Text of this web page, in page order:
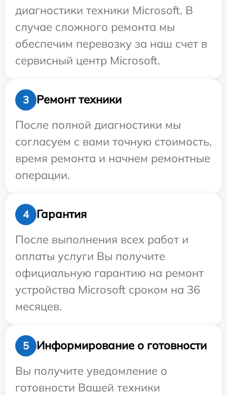
диагностики техники Microsoft. В
случае сложного ремонта мы
обеспечим перевозку за наш счет в
сервисный центр Microsoft.
3
Ремонт техники
После полной диагностики мы
согласуем с вами точную стоимость,
время ремонта и начнем ремонтные
операции.
4
Гарантия
После выполнения всех работ и
оплаты услуги Вы получите
официальную гарантию на ремонт
устройства Microsoft сроком на 36
месяцев.
5
Информирование о готовности
Вы получите уведомление о
готовности Вашей техники